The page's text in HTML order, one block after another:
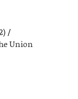
Union